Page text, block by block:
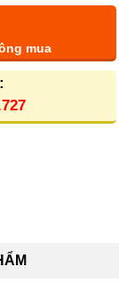
mua